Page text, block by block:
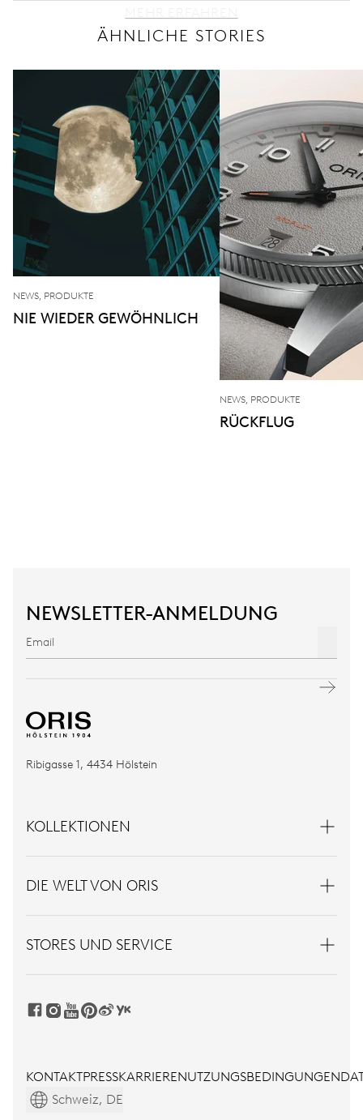
ÄHNLICHE STORIES
NEWS, PRODUKTE
NIE WIEDER GEWÖHNLICH
NEWS, PRODUKTE
RÜCKFLUG
NEWSLETTER-ANMELDUNG
Ribigasse 1, 4434 Hölstein
KOLLEKTIONEN
DIE WELT VON ORIS
STORES UND SERVICE
KONTAKTPRESSKARRIERENUTZUNGSBEDINGUNGEN
Schweiz, DE